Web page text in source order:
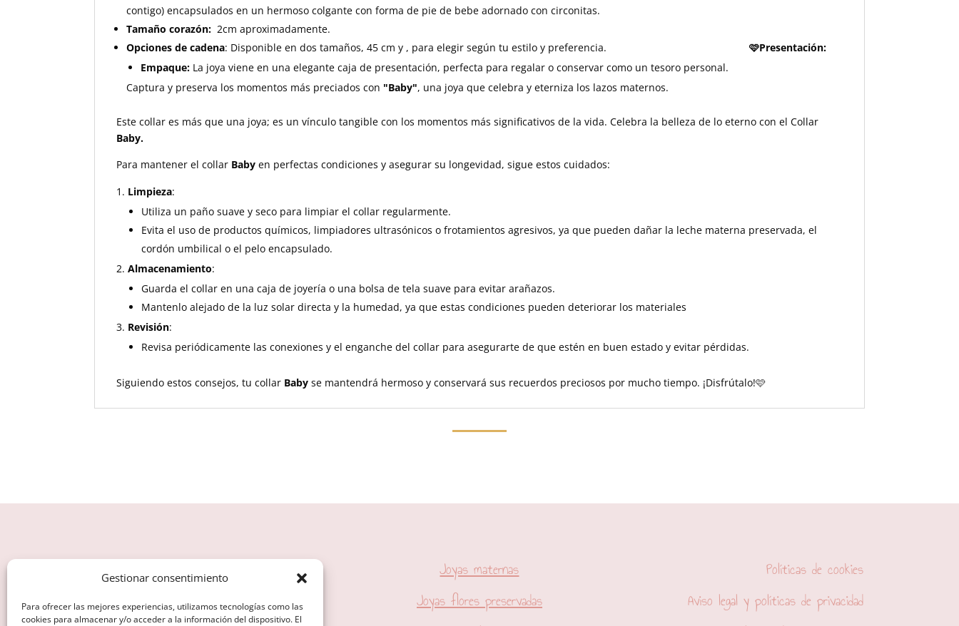
Gestionar consentimiento
Para ofrecer las mejores experiencias, utilizamos tecnologías como las
cookies para almacenar y/o acceder a la información del dispositivo. El
contigo) encapsulados en un hermoso colgante con forma de pie de bebe adornado con circonitas.
Tamaño corazón: 2cm aproximadamente.
Opciones de cadena: Disponible en dos tamaños, 45 cm y , para elegir según tu estilo y preferencia. 🩷Presentación:
Empaque: La joya viene en una elegante caja de presentación, perfecta para regalar o conservar como un tesoro personal.
Captura y preserva los momentos más preciados con "Baby", una joya que celebra y eterniza los lazos maternos.
Este collar es más que una joya; es un vínculo tangible con los momentos más significativos de la vida. Celebra la belleza de lo eterno con el Collar
Baby.
Para mantener el collar Baby en perfectas condiciones y asegurar su longevidad, sigue estos cuidados:
Limpieza:
Utiliza un paño suave y seco para limpiar el collar regularmente.
Evita el uso de productos químicos, limpiadores ultrasónicos o frotamientos agresivos, ya que pueden dañar la leche materna preservada, el
cordón umbilical o el pelo encapsulado.
Almacenamiento:
Guarda el collar en una caja de joyería o una bolsa de tela suave para evitar arañazos.
Mantenlo alejado de la luz solar directa y la humedad, ya que estas condiciones pueden deteriorar los materiales
Revisión:
Revisa periódicamente las conexiones y el enganche del collar para asegurarte de que estén en buen estado y evitar pérdidas.
Siguiendo estos consejos, tu collar Baby se mantendrá hermoso y conservará sus recuerdos preciosos por mucho tiempo. ¡Disfrútalo!🩷
CONTACTA
(+34) 636 23 48 04
Joyas maternas
Joyas flores preservadas
Políticas de cookies
Aviso legal y políticas de privacidad